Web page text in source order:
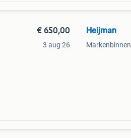
€ 650,00
3 aug 26
Heijman
Markenbinnen